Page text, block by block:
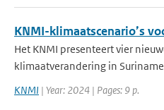
KNMI-klimaatscenario’s
Het KNMI presenteert vier
klimaatverandering in
KNMI | Year: 2024 | Pages: 9 p.